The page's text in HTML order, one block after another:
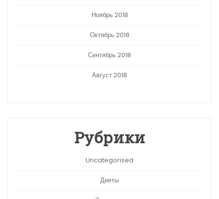
Ноябрь 2018
Октябрь 2018
Сентябрь 2018
Август 2018
Рубрики
Uncategorised
Диеты